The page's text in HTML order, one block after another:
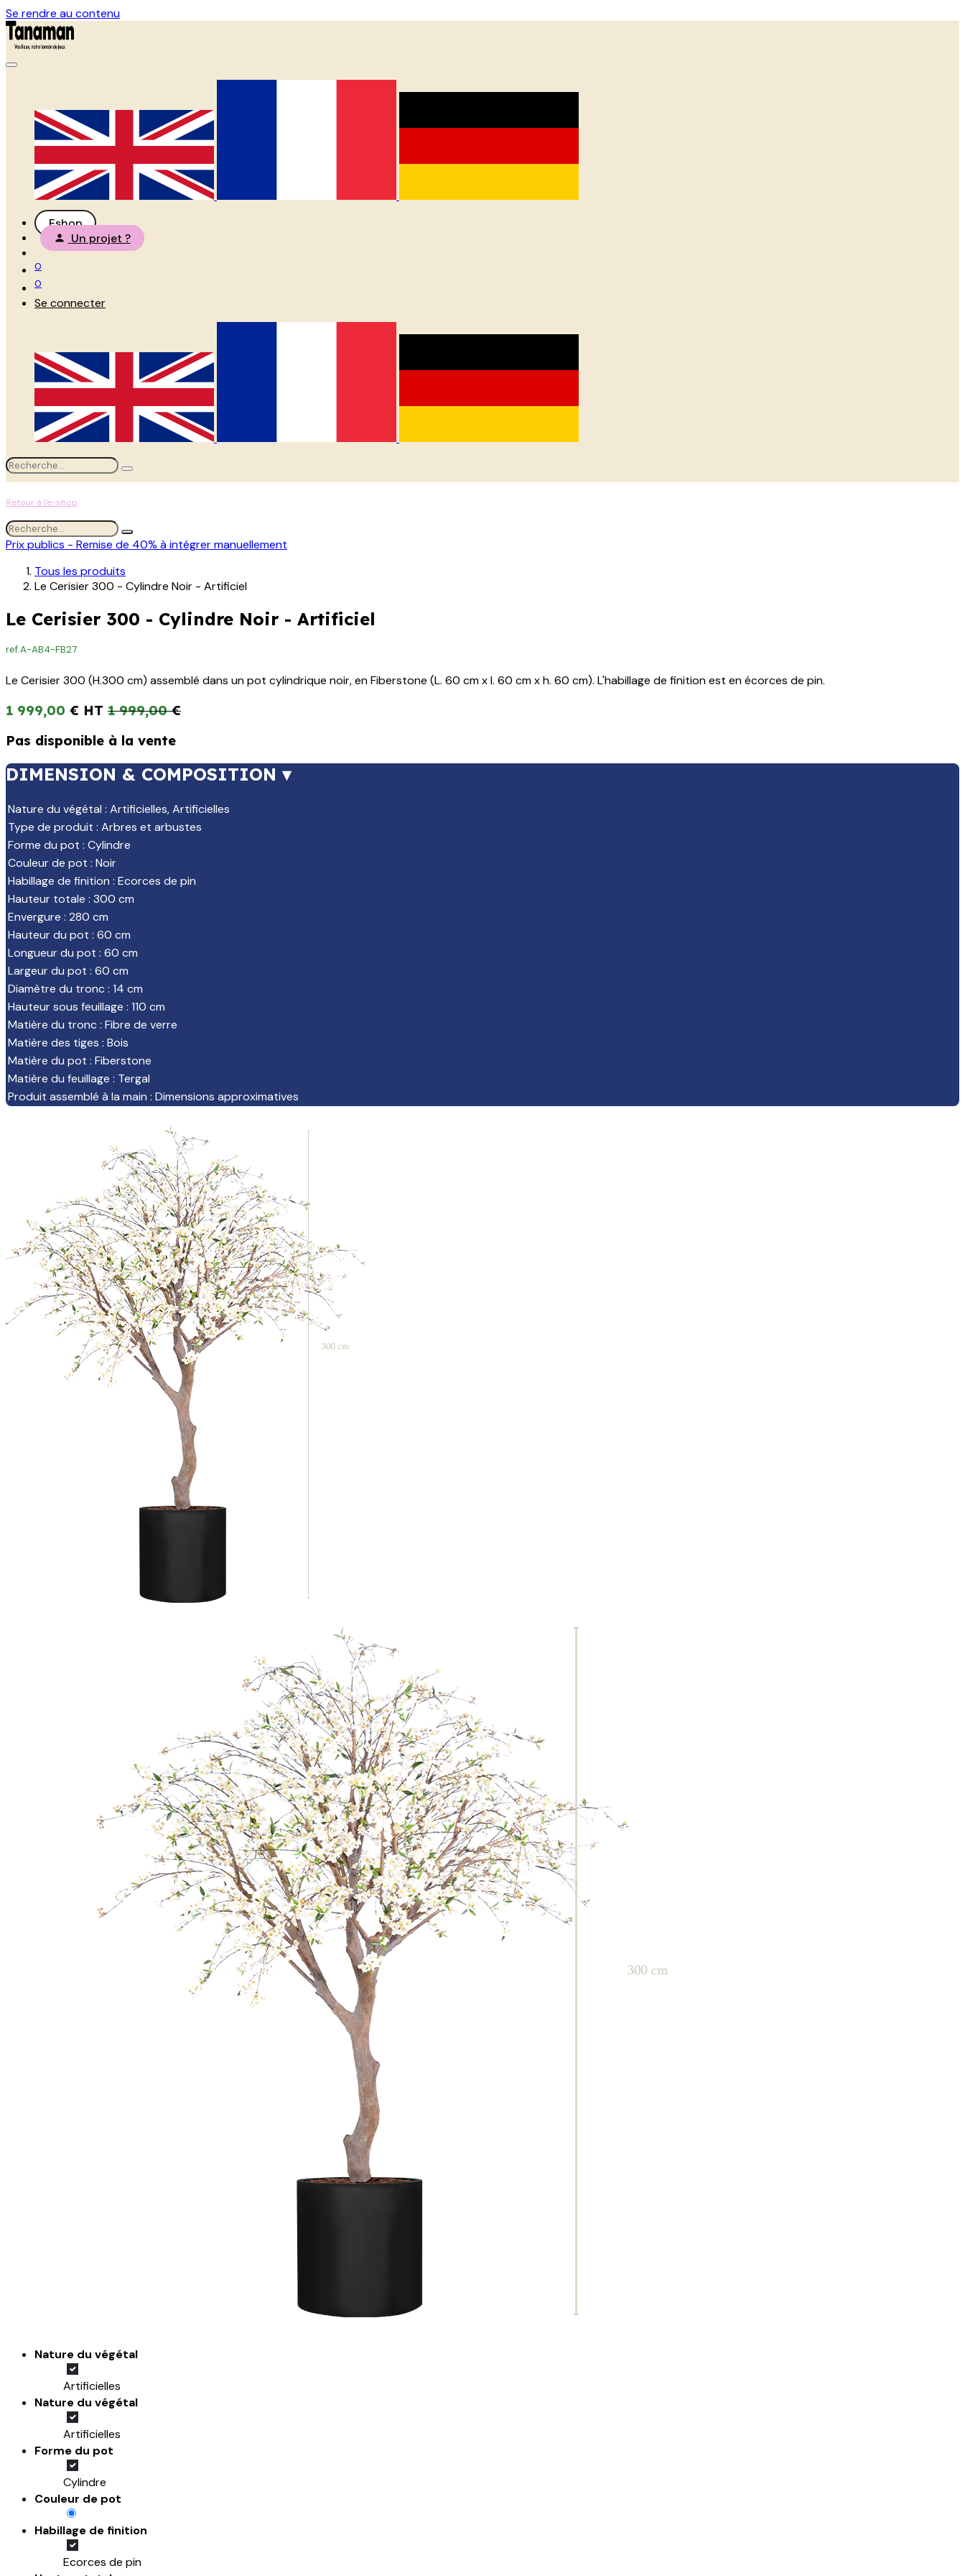
Se rendre au contenu
Eshop
Un projet ?
0
0
Se connecter
Retour à l'e-shop
Prix publics - Remise de 40% à intégrer manuellement
Tous les produits
Le Cerisier 300 - Cylindre Noir - Artificiel
Le Cerisier 300 - Cylindre Noir - Artificiel
ref.A-AB4-FB27
Le Cerisier 300 (H.300 cm) assemblé dans un pot cylindrique noir, en Fiberstone (L. 60 cm x l. 60 cm x h. 60 cm). L'habillage de finition est en écorces de pin.
1 999,00 € 1 999,00€
Pas disponible à la vente
DIMENSION & COMPOSITION ▾
Nature du végétal : Artificielles,Artificielles
Type de produit : Arbres et arbustes
Forme du pot : Cylindre
Couleur de pot : Noir
Habillage de finition : Ecorces de pin
Hauteur totale : 300 cm
Envergure : 280 cm
Hauteur du pot : 60 cm
Longueur du pot : 60 cm
Largeur du pot : 60 cm
Diamètre du tronc: 14 cm
Hauteur sous feuillage : 110 cm
Matière du tronc: Fibre de verre
Matière des tiges : Bois
Matière du pot : Fiberstone
Matière du feuillage : Tergal
Produit assemblé à la main : Dimensions approximatives
Nature du végétal
Artificielles
Nature du végétal
Artificielles
Forme du pot
Cylindre
Couleur de pot
Habillage de finition
Ecorces de pin